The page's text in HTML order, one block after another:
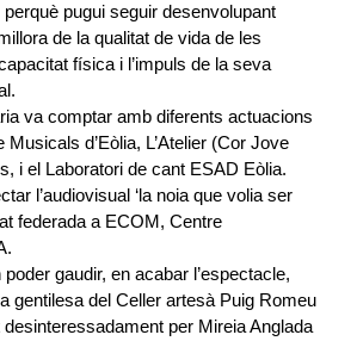
pugui seguir desenvolupant
de la qualitat de vida de les
física i l’impuls de la seva
va comptar amb diferents actuacions
d’Eòlia, L’Atelier (Cor Jove
i el Laboratori de cant ESAD Eòlia.
l’audiovisual ‘la noia que volia ser
federada a ECOM, Centre
gaudir, en acabar l’espectacle,
gentilesa del Celler artesà Puig Romeu
per Mireia Anglada